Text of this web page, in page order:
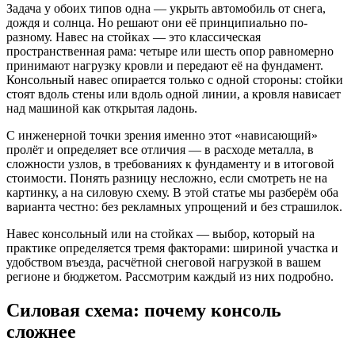
Задача у обоих типов одна — укрыть автомобиль от снега,
дождя и солнца. Но решают они её принципиально по-
разному. Навес на стойках — это классическая
пространственная рама: четыре или шесть опор равномерно
принимают нагрузку кровли и передают её на фундамент.
Консольный навес опирается только с одной стороны: стойки
стоят вдоль стены или вдоль одной линии, а кровля нависает
над машиной как открытая ладонь.
С инженерной точки зрения именно этот «нависающий»
пролёт и определяет все отличия — в расходе металла, в
сложности узлов, в требованиях к фундаменту и в итоговой
стоимости. Понять разницу несложно, если смотреть не на
картинку, а на силовую схему. В этой статье мы разберём оба
варианта честно: без рекламных упрощений и без страшилок.
Навес консольный или на стойках — выбор, который на
практике определяется тремя факторами: шириной участка и
удобством въезда, расчётной снеговой нагрузкой в вашем
регионе и бюджетом. Рассмотрим каждый из них подробно.
Силовая схема: почему консоль
сложнее